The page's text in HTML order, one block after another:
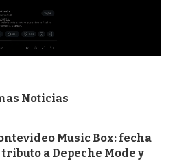
Noticias
Music Box: fecha
a Depeche Mode y